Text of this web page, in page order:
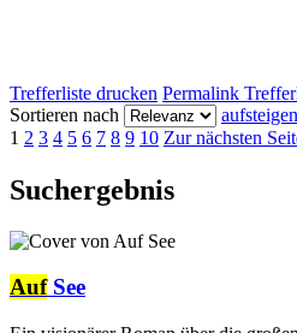
Trefferliste drucken Permalink
Sortieren nach
1 2 3 4 5 6 7 8 9 10 Zur nächsten
Suchergebnis
AufSee